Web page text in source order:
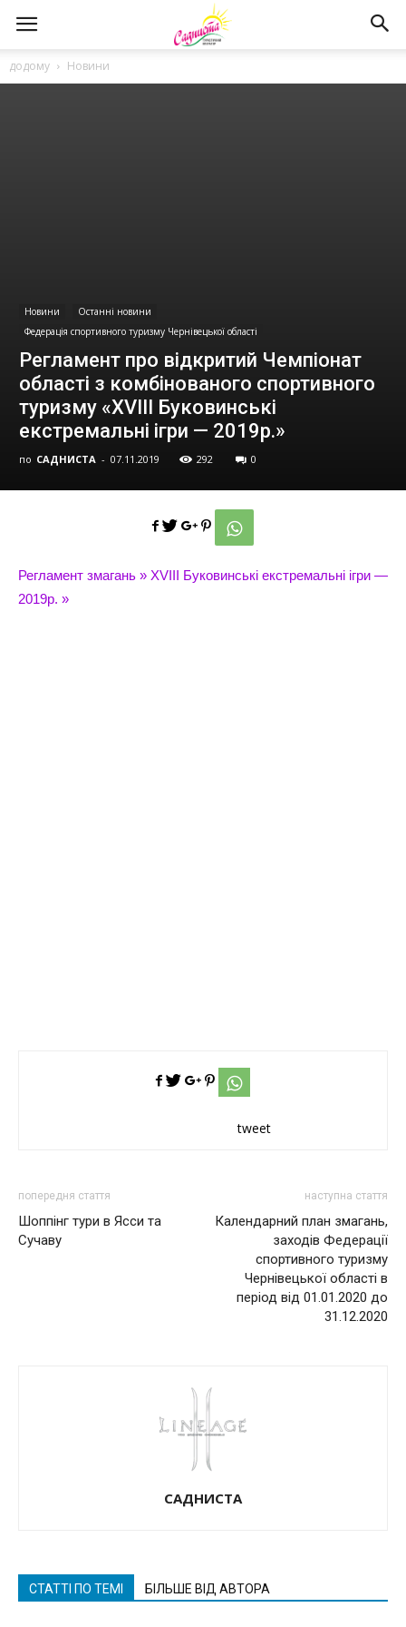
додому Новини
Новини
Останні новини
Федерація спортивного туризму Чернівецької області
Регламент про вiдкритий Чемпiонат
областi з комбiнованого спортивного
туризму «ХVIII Буковинськi
екстремальнi iгри — 2019р.»
по САДНИСТА - 07.11.2019 292 0
Регламент змагань » XVIII Буковинські екстремальні ігри —
2019р. »
tweet
попередня стаття
Шоппінг тури в Ясси та
Сучаву
наступна стаття
Календарний план змагань,
заходів Федерації
спортивного туризму
Чернівецької області в
період від 01.01.2020 до
31.12.2020
САДНИСТА
СТАТТІ ПО ТЕМІ БІЛЬШЕ ВІД АВТОРА